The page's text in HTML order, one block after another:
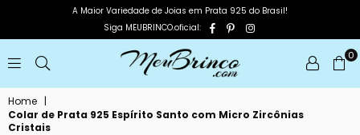
A Maior Variedade de Joias em Prata 925 do Brasil!
Siga MEUBRINCO.oficial:
Facebook
PinterestInstagram
MEUBRINCO
0
Home |
Colar de Prata 925 Espírito Santo com Micro Zircônias
Cristais